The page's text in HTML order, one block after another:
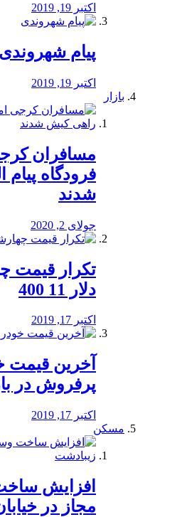
اکتبر 19, 2019
پیام شهروندی
اکتبر 19, 2019
بازار
مسافران
فرودگاه
شدند
جولای 2, 2020
تکرار قیمت
دلار 11 400
اکتبر 17, 2019
آخرین قیمت
پرفروش در
اکتبر 17, 2019
مسکن
افزایش
مجاز در